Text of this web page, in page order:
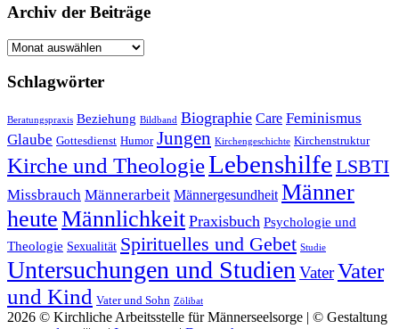
Archiv der Beiträge
Archiv
Beiträge
Schlagwörter
Beratungspraxis Beziehung Bildband Biographie Care Feminismus
Glaube Gottesdienst Humor Jungen Kirchengeschichte Kirchenstruktur
Kirche und TheologieLebenshilfe LSBTI
Missbrauch Männerarbeit Männergesundheit Männer
heuteMännlichkeit Praxisbuch Psychologie und
Theologie Sexualität Spirituelles und Gebet Studie
Untersuchungen und Studien VaterVater
und Kind Vater und Sohn Zölibat
2026 © Kirchliche Arbeitsstelle für Männerseelsorge | © Gestaltung